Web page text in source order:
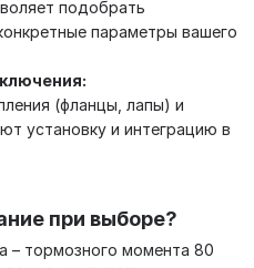
подобрать
параметры вашего
(фланцы, лапы) и
установку и интеграцию в
при выборе?
– тормозного момента 80